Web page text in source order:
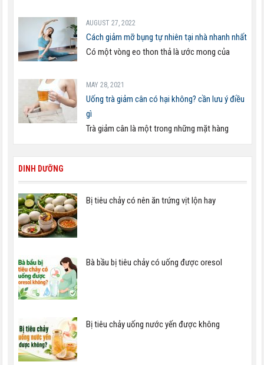
AUGUST 27, 2022
Cách giảm mỡ bụng tự nhiên tại nhà nhanh nhất
Có một vòng eo thon thả là ước mong của
MAY 28, 2021
Uống trà giảm cân có hại không? cần lưu ý điều
gì
Trà giảm cân là một trong những mặt hàng
DINH DƯỠNG
Bị tiêu chảy có nên ăn trứng vịt lộn hay
Bà bầu bị tiêu chảy có uống được oresol
Bị tiêu chảy uống nước yến được không